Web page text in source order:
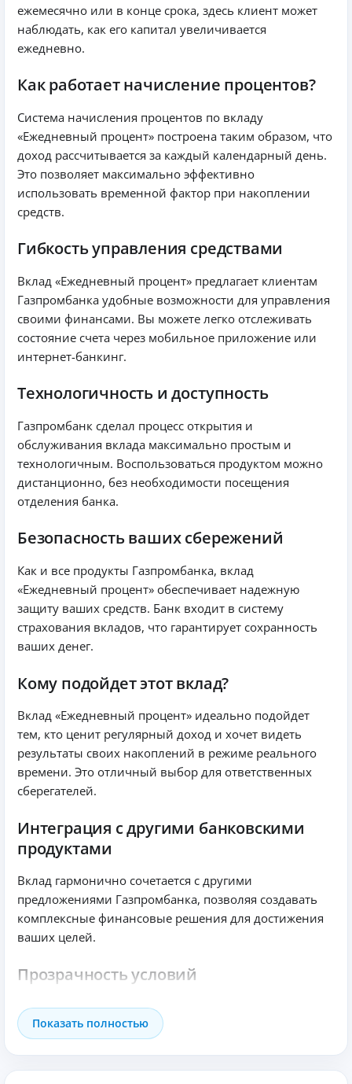
ежемесячно или в конце срока, здесь клиент может
наблюдать, как его капитал увеличивается
ежедневно.
Как работает начисление процентов?
Система начисления процентов по вкладу
«Ежедневный процент» построена таким образом, что
доход рассчитывается за каждый календарный день.
Это позволяет максимально эффективно
использовать временной фактор при накоплении
средств.
Гибкость управления средствами
Вклад «Ежедневный процент» предлагает клиентам
Газпромбанка удобные возможности для управления
своими финансами. Вы можете легко отслеживать
состояние счета через мобильное приложение или
интернет-банкинг.
Технологичность и доступность
Газпромбанк сделал процесс открытия и
обслуживания вклада максимально простым и
технологичным. Воспользоваться продуктом можно
дистанционно, без необходимости посещения
отделения банка.
Безопасность ваших сбережений
Как и все продукты Газпромбанка, вклад
«Ежедневный процент» обеспечивает надежную
защиту ваших средств. Банк входит в систему
страхования вкладов, что гарантирует сохранность
ваших денег.
Кому подойдет этот вклад?
Вклад «Ежедневный процент» идеально подойдет
тем, кто ценит регулярный доход и хочет видеть
результаты своих накоплений в режиме реального
времени. Это отличный выбор для ответственных
сберегателей.
Интеграция с другими банковскими
продуктами
Вклад гармонично сочетается с другими
предложениями Газпромбанка, позволяя создавать
комплексные финансовые решения для достижения
ваших целей.
Прозрачность условий
Газпромбанк обеспечивает полную прозрачность всех
операций по вкладу. Вы всегда будете в курсе, как и
когда начисляются проценты на ваш счет.
Показать полностью